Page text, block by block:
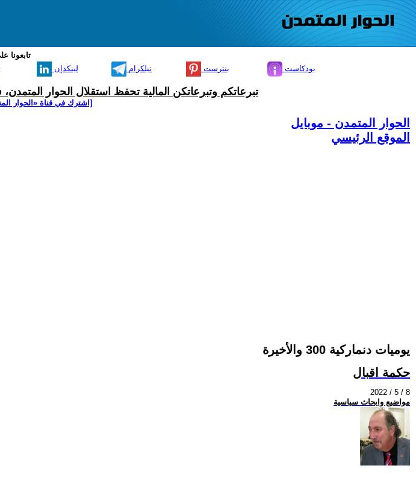
تابعونا
لينكدإن تيلكرام بنترست بودكاست
تبرعاتكم وتبرعاتكن المالية تحفظ استقلال الحوار
[اشترك في قناة ‫«الحوار
الحوار المتمدن - موبايل
الموقع الرئيسي
يوميات دنماركية 300 والأخيرة
حكمة اقبال
2022 / 5 / 8
مواضيع وابحاث سياسية